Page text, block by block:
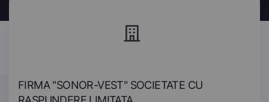
FIRMA "SONOR-VEST" SOCIETATE CU